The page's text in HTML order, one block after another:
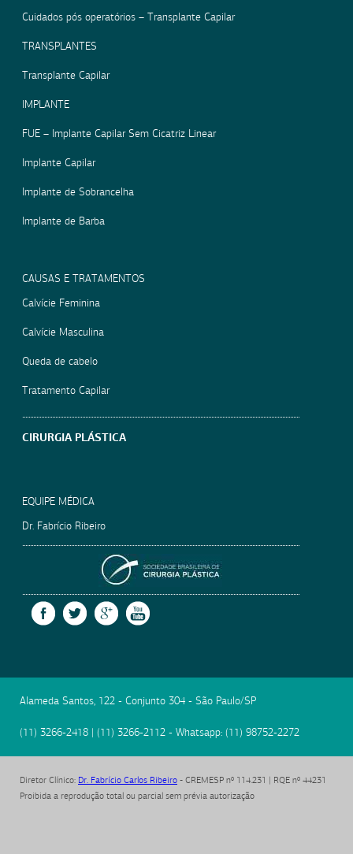
Cuidados pós operatórios – Transplante Capilar
TRANSPLANTES
Transplante Capilar
IMPLANTE
FUE – Implante Capilar Sem Cicatriz Linear
Implante Capilar
Implante de Sobrancelha
Implante de Barba
CAUSAS E TRATAMENTOS
Calvície Feminina
Calvície Masculina
Queda de cabelo
Tratamento Capilar
CIRURGIA PLÁSTICA
EQUIPE MÉDICA
Dr. Fabrício Ribeiro
FACEBOOKTWITTERGOOGLE +
Alameda Santos, 122 - Conjunto 304 - São Paulo/SP
(11) 3266-2418 | (11) 3266-2112 - Whatsapp: (11) 98752-2272
Diretor Clínico: Dr. Fabrício Carlos Ribeiro - CREMESP nº 114.231 | RQE nº 44231
Proibida a reprodução total ou parcial sem prévia autorização